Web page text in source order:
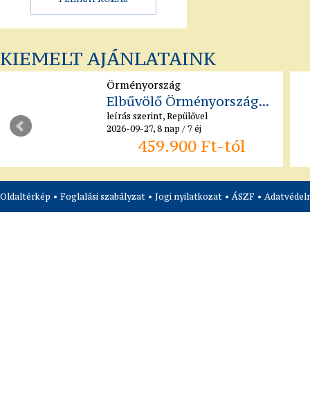
KIEMELT AJÁNLATAINK
Örményország
Elbűvölő Örményország...
leírás szerint, Repülővel
2026-09-27, 8 nap / 7 éj
459.900 Ft-tól
Oldaltérkép • Foglalási szabályzat • Jogi nyilatkozat • ÁSZF •